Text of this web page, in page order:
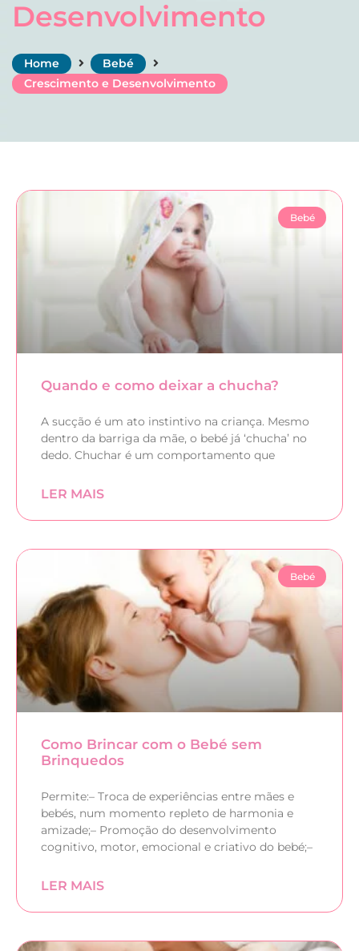
Desenvolvimento
Home
Bebé
Crescimento e Desenvolvimento
Bebé
Quando e como deixar a chucha?
A sucção é um ato instintivo na criança. Mesmo
dentro da barriga da mãe, o bebé já ‘chucha’ no
dedo. Chuchar é um comportamento que
LER MAIS
Bebé
Como Brincar com o Bebé sem
Brinquedos
Permite:– Troca de experiências entre mães e
bebés, num momento repleto de harmonia e
amizade;– Promoção do desenvolvimento
cognitivo, motor, emocional e criativo do bebé;–
LER MAIS